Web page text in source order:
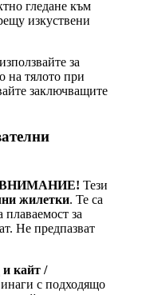
гледане към
изкуствени
за
на тялото при
заключващите
Тези
жилетки. Те са
за
Не предпазват
и кайт /
с подходящо